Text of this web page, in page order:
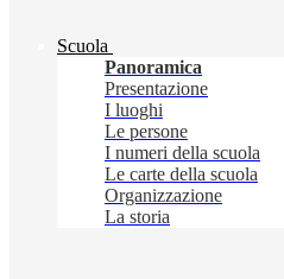
Scuola
Panoramica
Presentazione
I luoghi
Le persone
I numeri della scuola
Le carte della scuola
Organizzazione
La storia